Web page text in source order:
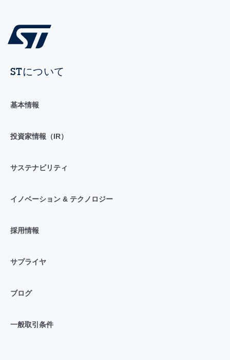
STについて
基本情報
投資家情報（IR）
サステナビリティ
イノベーション & テクノロジー
採用情報
サプライヤ
ブログ
一般取引条件